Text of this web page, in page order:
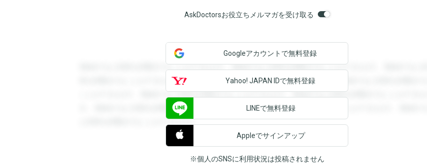
AskDoctorsお役立ちメルマガを受け取る
登録すると回答を閲覧することができます。登録すると回答を閲覧することができます。登録すると回
答を閲覧することができます。登録すると回答を閲覧することができます。登録すると回答を閲覧する
ことができます。登録すると回答を閲覧することができます。登録すると回答を閲覧することができま
す。登録すると回答を閲覧することができます。登録すると回答を閲覧することができます。登録する
と回答を閲覧することができます。
Googleアカウントで無料登録
Yahoo! JAPAN IDで無料登録
LINEで無料登録
Appleでサインアップ
※個人のSNSに利用状況は投稿されません